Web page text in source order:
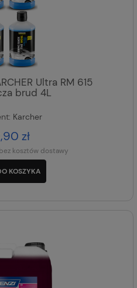
Ultra RM 615
brud 4L
Karcher
zł
kosztów dostawy
KOSZYKA